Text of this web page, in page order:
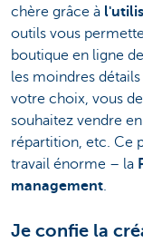
chère grâce à
outils vous
boutique en ligne
les moindres
votre choix, vous
souhaitez vendre
répartition, etc. Ce
travail énorme – la
management.
Je confie la